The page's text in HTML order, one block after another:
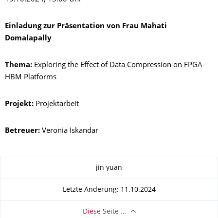
Einladung zur Präsentation von Frau Mahati
Domalapally
Thema: Exploring the Effect of Data Compression on FPGA-
HBM Platforms
Projekt: Projektarbeit
Betreuer: Veronia Iskandar
jin yuan
Letzte Änderung: 11.10.2024
Diese Seite …